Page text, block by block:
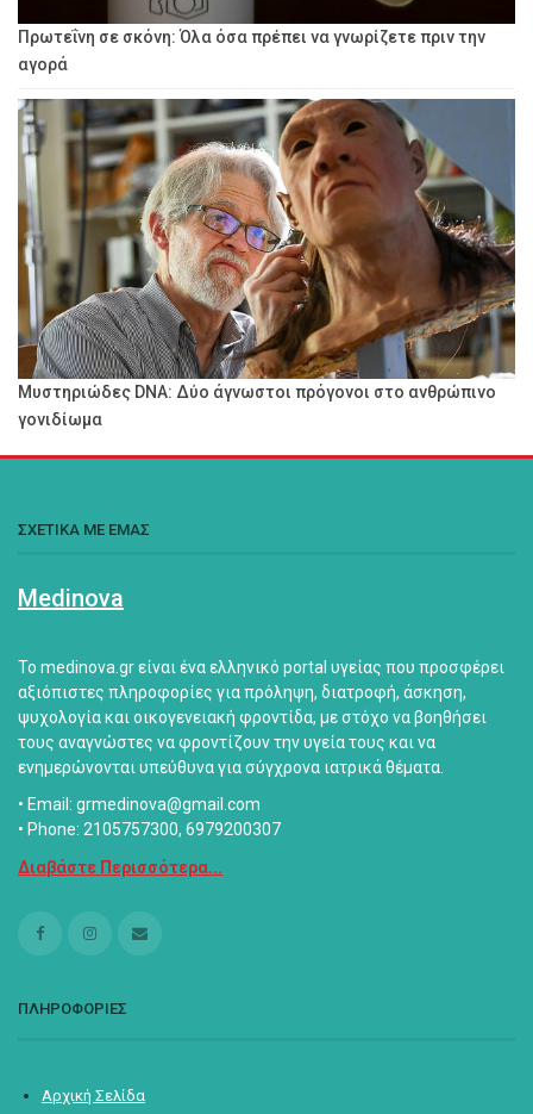
Πρωτεΐνη σε σκόνη: Όλα όσα πρέπει να γνωρίζετε πριν την
αγορά
Μυστηριώδες DNA: Δύο άγνωστοι πρόγονοι στο ανθρώπινο
γονιδίωμα
ΣΧΕΤΙΚΑ ΜΕ ΕΜΑΣ
Medinova
Το medinova.gr είναι ένα ελληνικό portal υγείας που προσφέρει
αξιόπιστες πληροφορίες για πρόληψη, διατροφή, άσκηση,
ψυχολογία και οικογενειακή φροντίδα, με στόχο να βοηθήσει
τους αναγνώστες να φροντίζουν την υγεία τους και να
ενημερώνονται υπεύθυνα για σύγχρονα ιατρικά θέματα.
• Email: grmedinova@gmail.com
• Phone: 2105757300, 6979200307
Διαβάστε Περισσότερα...
ΠΛΗΡΟΦΟΡΙΕΣ
Αρχική Σελίδα